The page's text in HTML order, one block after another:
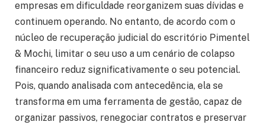
empresas em dificuldade reorganizem suas dívidas e
continuem operando. No entanto, de acordo com o
núcleo de recuperação judicial do escritório Pimentel
& Mochi, limitar o seu uso a um cenário de colapso
financeiro reduz significativamente o seu potencial.
Pois, quando analisada com antecedência, ela se
transforma em uma ferramenta de gestão, capaz de
organizar passivos, renegociar contratos e preservar